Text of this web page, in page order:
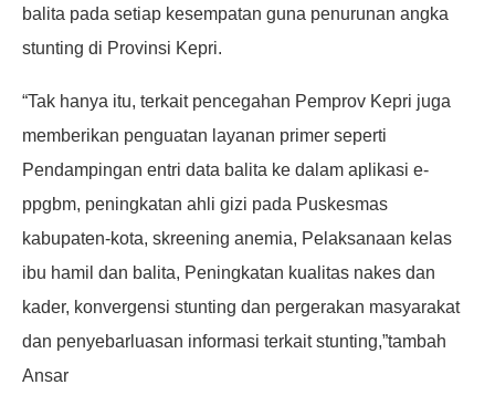
balita pada setiap kesempatan guna penurunan angka
stunting di Provinsi Kepri.
“Tak hanya itu, terkait pencegahan Pemprov Kepri juga
memberikan penguatan layanan primer seperti
Pendampingan entri data balita ke dalam aplikasi e-
ppgbm, peningkatan ahli gizi pada Puskesmas
kabupaten-kota, skreening anemia, Pelaksanaan kelas
ibu hamil dan balita, Peningkatan kualitas nakes dan
kader, konvergensi stunting dan pergerakan masyarakat
dan penyebarluasan informasi terkait stunting,”tambah
Ansar